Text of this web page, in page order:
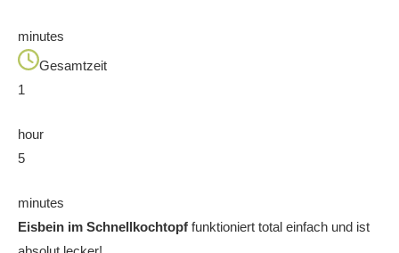
minutes
Gesamtzeit
1
hour
5
minutes
Eisbein im Schnellkochtopf funktioniert total einfach und ist